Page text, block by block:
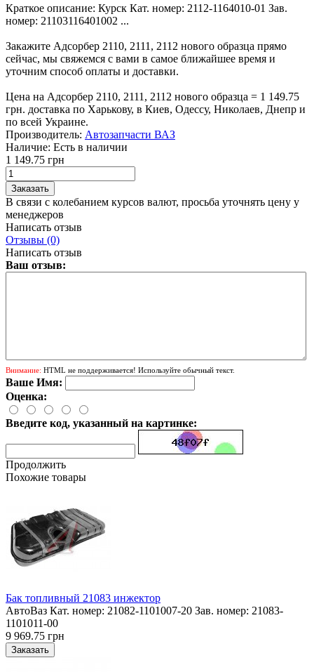
Краткое описание: Курск Кат. номер: 2112-1164010-01 Зав.
номер: 21103116401002 ...
Закажите Адсорбер 2110, 2111, 2112 нового образца прямо
сейчас, мы свяжемся с вами в самое ближайшее время и
уточним способ оплаты и доставки.
Цена на Адсорбер 2110, 2111, 2112 нового образца = 1 149.75
грн. доставка по Харькову, в Киев, Одессу, Николаев, Днепр и
по всей Украине.
Производитель: Автозапчасти ВАЗ
Наличие: Есть в наличии
1 149.75 грн
В связи с колебанием курсов валют, просьба уточнять цену у
менеджеров
Написать отзыв
Отзывы (0)
Написать отзыв
Ваш отзыв:
Внимание: HTML не поддерживается! Используйте обычный текст.
Ваше Имя:
Оценка:
Введите код, указанный на картинке:
Продолжить
Похожие товары
Бак топливный 21083 инжектор
АвтоВаз Кат. номер: 21082-1101007-20 Зав. номер: 21083-
1101011-00
9 969.75 грн